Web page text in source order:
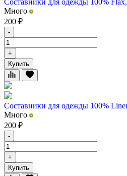
Много
200 ₽
-
+
Купить
Составники для одежды 100%
Много
200 ₽
-
+
Купить